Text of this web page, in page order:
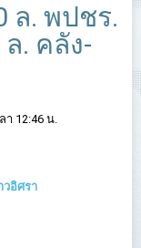
ล. พปชร.
ล. คลัง-
12:46 น.
วอิศรา